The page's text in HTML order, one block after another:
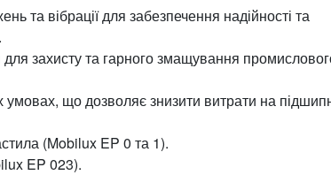
та вібрації для забезпечення надійності та
для захисту та гарного змащування
що дозволяє знизити витрати на
(Mobilux EP 0 та 1).
EP 023).